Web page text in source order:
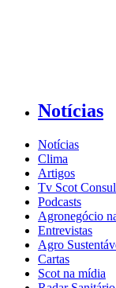
Notícias
Notícias
Clima
Artigos
Tv Scot
Podcasts
Agronegócio
Entrevistas
Agro
Cartas
Scot na mídia